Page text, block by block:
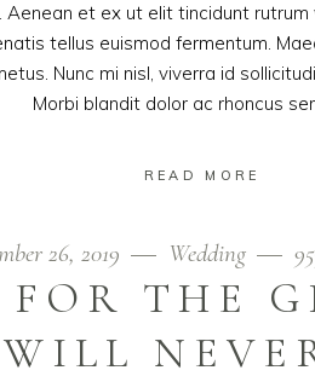
Aenean et ex ut elit tincidunt
tellus euismod fermentum.
Nunc mi nisl, viverra id
Morbi blandit dolor ac rhoncus
READ MORE
26, 2019 Wedding
THE